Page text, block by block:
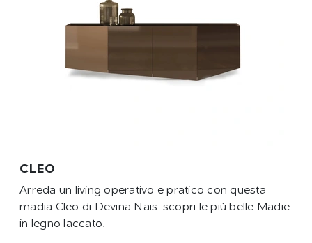
CLEO
Arreda un living operativo e pratico con questa
madia Cleo di Devina Nais: scopri le più belle Madie
in legno laccato.